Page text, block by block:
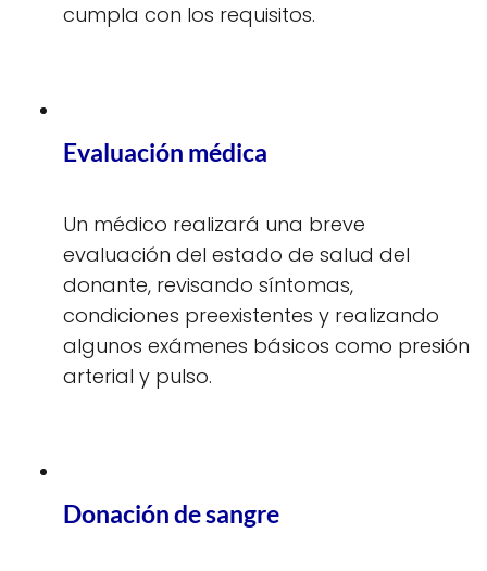
cumpla con los requisitos.
Evaluación médica
Un médico realizará una breve
evaluación del estado de salud del
donante, revisando síntomas,
condiciones preexistentes y realizando
algunos exámenes básicos como presión
arterial y pulso.
Donación de sangre